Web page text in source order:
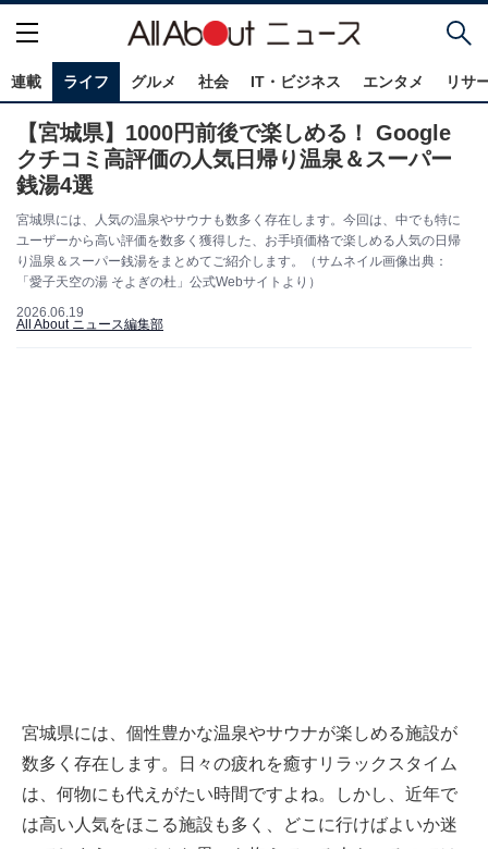
連載 ライフ グルメ 社会 IT・ビジネス エンタメ リサ
【宮城県】1000円前後で楽しめる！ Google
クチコミ高評価の人気日帰り温泉＆スーパー
銭湯4選
宮城県には、人気の温泉やサウナも数多く存在します。今回は、中でも特に
ユーザーから高い評価を数多く獲得した、お手頃価格で楽しめる人気の日帰
り温泉＆スーパー銭湯をまとめてご紹介します。（サムネイル画像出典：
「愛子天空の湯 そよぎの杜」公式Webサイトより）
2026.06.19
All About ニュース編集部
宮城県には、個性豊かな温泉やサウナが楽しめる施設が
数多く存在します。日々の疲れを癒すリラックスタイム
は、何物にも代えがたい時間ですよね。しかし、近年で
は高い人気をほこる施設も多く、どこに行けばよいか迷